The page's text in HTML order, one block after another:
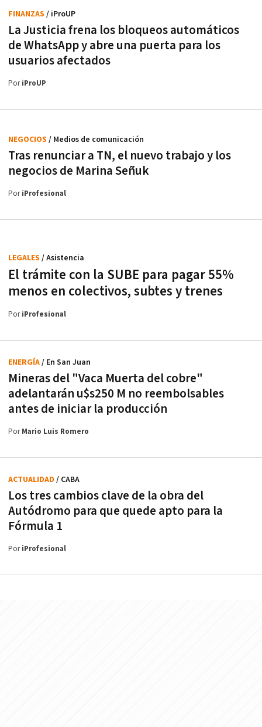
La Justicia frena los bloqueos automáticos
de WhatsApp y abre una puerta para los
usuarios afectados
FINANZAS / iProUP
PoriProUP
Tras renunciar a TN, el nuevo trabajo y los
negocios de Marina Señuk
NEGOCIOS / Medios de comunicación
PoriProfesional
El trámite con la SUBE para pagar 55%
menos en colectivos, subtes y trenes
LEGALES / Asistencia
PoriProfesional
Mineras del "Vaca Muerta del cobre"
adelantarán u$s250 M no reembolsables
antes de iniciar la producción
ENERGÍA/ En San Juan
PorMario Luis Romero
Los tres cambios clave de la obra del
Autódromo para que quede apto para la
Fórmula 1
ACTUALIDAD / CABA
PoriProfesional